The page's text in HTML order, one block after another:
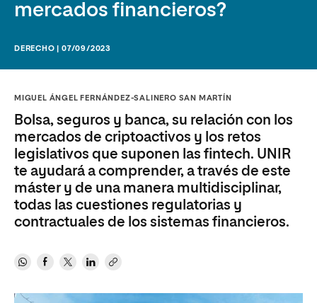
mercados financieros?
DERECHO | 07/09/2023
MIGUEL ÁNGEL FERNÁNDEZ-SALINERO SAN MARTÍN
Bolsa, seguros y banca, su relación con los
mercados de criptoactivos y los retos
legislativos que suponen las fintech. UNIR
te ayudará a comprender, a través de este
máster y de una manera multidisciplinar,
todas las cuestiones regulatorias y
contractuales de los sistemas financieros.